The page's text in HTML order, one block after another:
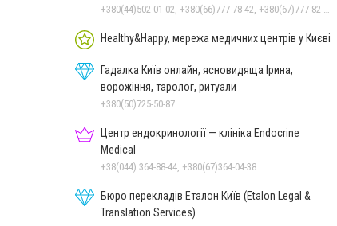
Healthy&Happy, мережа медичних центрів у Києві
Гадалка Київ онлайн, ясновидяща Ірина,
ворожіння, таролог, ритуали
+380(50)725-50-87
Центр ендокринології — клініка Endocrine
Medical
+38(044) 364-88-44, +380(67)364-04-38
Бюро перекладів Еталон Київ (Etalon Legal &
Translation Services)